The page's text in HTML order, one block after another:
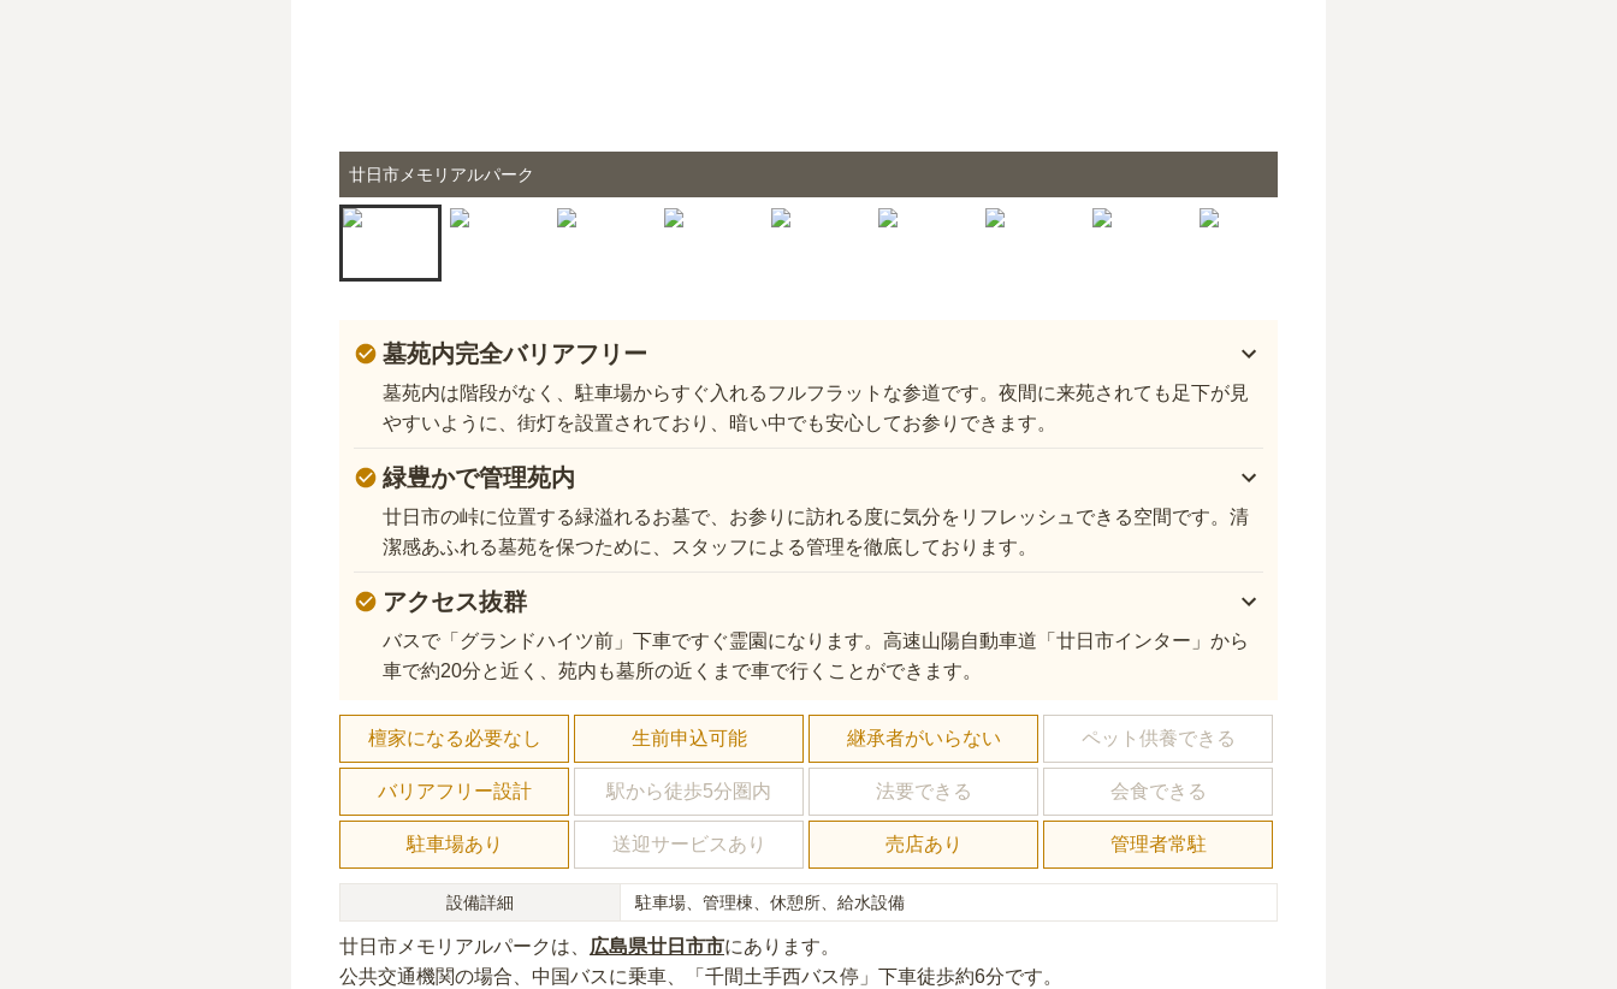
廿日市メモリアルパーク
墓苑内完全バリアフリー
墓苑内は階段がなく、駐車場からすぐ入れるフルフラットな参道です。夜間に来苑されても足下が見
やすいように、街灯を設置されており、暗い中でも安心してお参りできます。
緑豊かで管理苑内
廿日市の峠に位置する緑溢れるお墓で、お参りに訪れる度に気分をリフレッシュできる空間です。清
潔感あふれる墓苑を保つために、スタッフによる管理を徹底しております。
アクセス抜群
バスで「グランドハイツ前」下車ですぐ霊園になります。高速山陽自動車道「廿日市インター」から
車で約20分と近く、苑内も墓所の近くまで車で行くことができます。
檀家になる必要なし 生前申込可能 継承者がいらない ペット供養できる
バリアフリー設計 駅から徒歩5分圏内 法要できる 会食できる
駐車場あり 送迎サービスあり 売店あり 管理者常駐
設備詳細 駐車場、管理棟、休憩所、給水設備
廿日市メモリアルパーク は、 広島県廿日市市にあり ます。
公共交通機関の場合 、中国バスに乗車、「千間土手西バス停」下車徒歩約6分です。